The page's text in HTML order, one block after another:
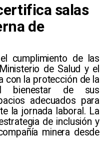
salas
de
cumplimiento de las
de Salud y el
con la protección de la
bienestar de sus
adecuados para
la jornada laboral. ⁠La
de inclusión y
minera desde